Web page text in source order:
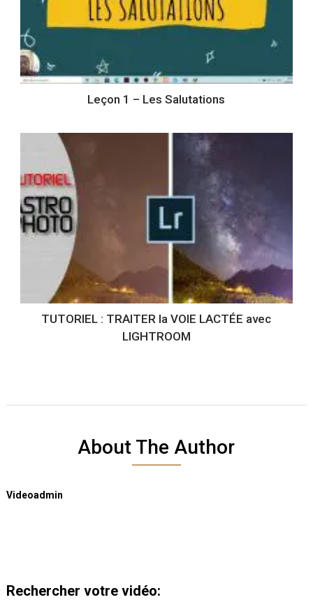
Leçon 1 – Les Salutations
TUTORIEL : TRAITER la VOIE LACTÉE avec
LIGHTROOM
About The Author
Videoadmin
Rechercher votre vidéo: